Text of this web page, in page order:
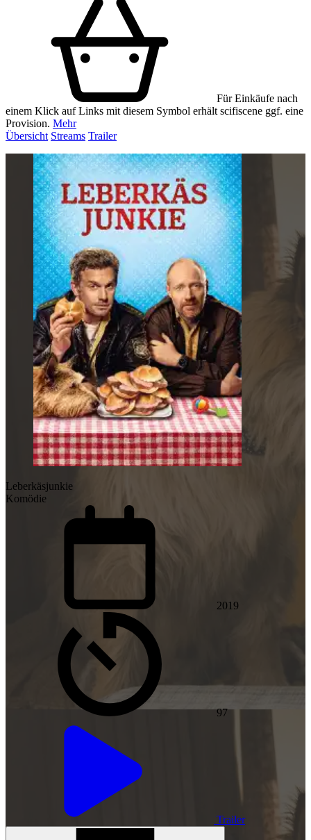
Für Einkäufe nach
einem Klick auf Links mit diesem Symbol erhält scifiscene ggf. eine
Provision. Mehr
Übersicht Streams Trailer
Leberkäsjunkie
Komödie
2019
97
Trailer